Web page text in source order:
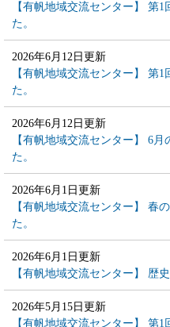
【有帆地域交流センター】 第
た。
2026年6月12日更新
【有帆地域交流センター】 第
た。
2026年6月12日更新
【有帆地域交流センター】 6
た。
2026年6月1日更新
【有帆地域交流センター】 春
た。
2026年6月1日更新
【有帆地域交流センター】 歴
2026年5月15日更新
【有帆地域交流センター】 第